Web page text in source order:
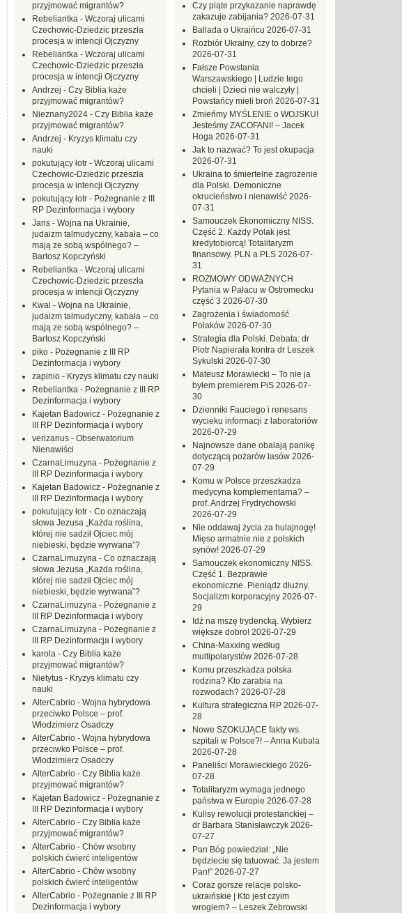
Czy piąte przykazanie naprawdę
zakazuje zabijania? 2026-07-31
Ballada o Ukraińcu 2026-07-31
Rozbiór Ukrainy, czy to dobrze?
2026-07-31
Fałsze Powstania
Warszawskiego | Ludzie tego
chcieli | Dzieci nie walczyły |
Powstańcy mieli broń 2026-07-31
Zmieńmy MYŚLENIE o WOJSKU!
Jesteśmy ZACOFANI! – Jacek
Hoga 2026-07-31
Jak to nazwać? To jest okupacja
2026-07-31
Ukraina to śmiertelne zagrożenie
dla Polski. Demoniczne
okrucieństwo i nienawiść 2026-
07-31
Samouczek Ekonomiczny NISS.
Część 2. Każdy Polak jest
kredytobiorcą! Totalitaryzm
finansowy. PLN a PLS 2026-07-
31
ROZMOWY ODWAŻNYCH
Pytania w Pałacu w Ostromecku
część 3 2026-07-30
Zagrożenia i świadomość
Polaków 2026-07-30
Strategia dla Polski. Debata: dr
Piotr Napierała kontra dr Leszek
Sykulski 2026-07-30
Mateusz Morawiecki – To nie ja
byłem premierem PiS 2026-07-
30
Dzienniki Fauciego i renesans
wycieku informacji z laboratoriów
2026-07-29
Najnowsze dane obalają panikę
dotyczącą pożarów lasów 2026-
07-29
Komu w Polsce przeszkadza
medycyna komplementarna? –
prof. Andrzej Frydrychowski
2026-07-29
Nie oddawaj życia za hulajnogę!
Mięso armatnie nie z polskich
synów! 2026-07-29
Samouczek ekonomiczny NISS.
Część 1. Bezprawie
ekonomiczne. Pieniądz dłużny.
Socjalizm korporacyjny 2026-07-
29
Idź na mszę trydencką. Wybierz
większe dobro! 2026-07-29
China-Maxxing według
multipolarystów 2026-07-28
Komu przeszkadza polska
rodzina? Kto zarabia na
rozwodach? 2026-07-28
Kultura strategiczna RP 2026-07-
28
Nowe SZOKUJĄCE fakty ws.
szpitali w Polsce?! – Anna Kubala
2026-07-28
Paneliści Morawieckiego 2026-
07-28
Totalitaryzm wymaga jednego
państwa w Europie 2026-07-28
Kulisy rewolucji protestanckiej –
dr Barbara Stanisławczyk 2026-
07-27
Pan Bóg powiedział: „Nie
będziecie się tatuować. Ja jestem
Pan!” 2026-07-27
Coraz gorsze relacje polsko-
ukraińskie | Kto jest czyim
wrogiem? – Leszek Żebrowski
przyjmować migrantów?
Rebeliantka - Wczoraj ulicami
Czechowic-Dziedzic przeszła
procesja w intencji Ojczyzny
Rebeliantka - Wczoraj ulicami
Czechowic-Dziedzic przeszła
procesja w intencji Ojczyzny
Andrzej - Czy Biblia każe
przyjmować migrantów?
Nieznany2024 - Czy Biblia każe
przyjmować migrantów?
Andrzej - Kryzys klimatu czy
nauki
pokutujący łotr - Wczoraj ulicami
Czechowic-Dziedzic przeszła
procesja w intencji Ojczyzny
pokutujący łotr - Pożegnanie z III
RP Dezinformacja i wybory
Jans - Wojna na Ukrainie,
judaizm talmudyczny, kabała – co
mają ze sobą wspólnego? –
Bartosz Kopczyński
Rebeliantka - Wczoraj ulicami
Czechowic-Dziedzic przeszła
procesja w intencji Ojczyzny
Kwal - Wojna na Ukrainie,
judaizm talmudyczny, kabała – co
mają ze sobą wspólnego? –
Bartosz Kopczyński
piko - Pożegnanie z III RP
Dezinformacja i wybory
zapinio - Kryzys klimatu czy nauki
Rebeliantka - Pożegnanie z III RP
Dezinformacja i wybory
Kajetan Badowicz - Pożegnanie z
III RP Dezinformacja i wybory
verizanus - Obserwatorium
Nienawiści
CzarnaLimuzyna - Pożegnanie z
III RP Dezinformacja i wybory
Kajetan Badowicz - Pożegnanie z
III RP Dezinformacja i wybory
pokutujący łotr - Co oznaczają
słowa Jezusa „Każda roślina,
której nie sadził Ojciec mój
niebieski, będzie wyrwana”?
CzarnaLimuzyna - Co oznaczają
słowa Jezusa „Każda roślina,
której nie sadził Ojciec mój
niebieski, będzie wyrwana”?
CzarnaLimuzyna - Pożegnanie z
III RP Dezinformacja i wybory
CzarnaLimuzyna - Pożegnanie z
III RP Dezinformacja i wybory
karola - Czy Biblia każe
przyjmować migrantów?
Nietytus - Kryzys klimatu czy
nauki
AlterCabrio - Wojna hybrydowa
przeciwko Polsce – prof.
Włodzimierz Osadczy
AlterCabrio - Wojna hybrydowa
przeciwko Polsce – prof.
Włodzimierz Osadczy
AlterCabrio - Czy Biblia każe
przyjmować migrantów?
Kajetan Badowicz - Pożegnanie z
III RP Dezinformacja i wybory
AlterCabrio - Czy Biblia każe
przyjmować migrantów?
AlterCabrio - Chów wsobny
polskich ćwierć inteligentów
AlterCabrio - Chów wsobny
polskich ćwierć inteligentów
AlterCabrio - Pożegnanie z III RP
Dezinformacja i wybory